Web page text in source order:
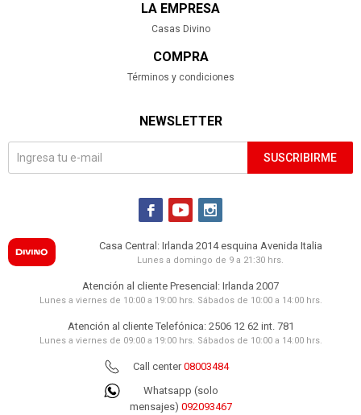
LA EMPRESA
Casas Divino
COMPRA
Términos y condiciones
NEWSLETTER
SUSCRIBIRME
  
Casa Central: Irlanda 2014 esquina Avenida Italia
Lunes a domingo de 9 a 21:30 hrs.
Atención al cliente Presencial: Irlanda 2007
Lunes a viernes de 10:00 a 19:00 hrs. Sábados de 10:00 a 14:00 hrs.
Atención al cliente Telefónica: 2506 12 62 int. 781
Lunes a viernes de 09:00 a 19:00 hrs. Sábados de 10:00 a 14:00 hrs.
Call center08003484
Whatsapp (solo
mensajes) 092093467